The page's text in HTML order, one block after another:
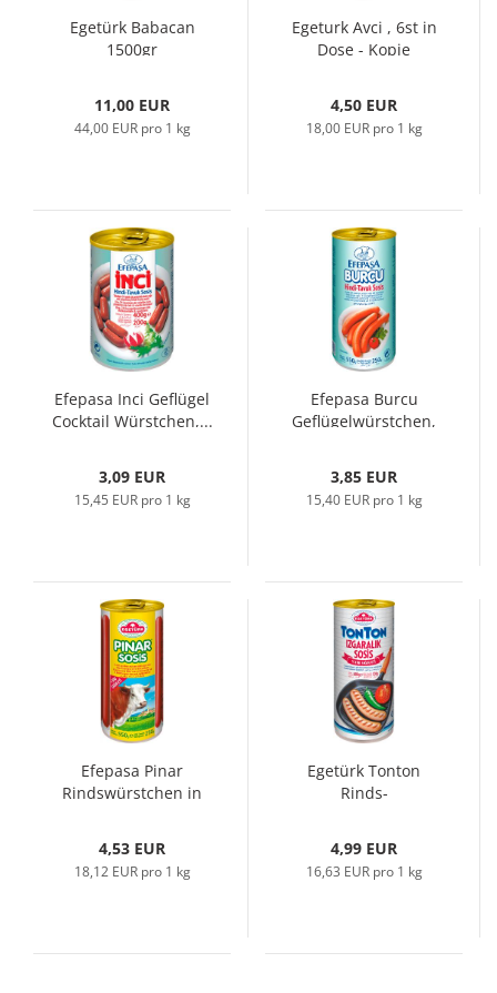
Egetürk Babacan
1500gr
11,00 EUR
44,00 EUR pro 1 kg
Egeturk Avci , 6st in
Dose - Kopie
4,50 EUR
18,00 EUR pro 1 kg
Efepasa Inci Geflügel
Cocktail Würstchen,...
3,09 EUR
15,45 EUR pro 1 kg
Efepasa Burcu
Geflügelwürstchen,
3,85 EUR
15,40 EUR pro 1 kg
Efepasa Pinar
Rindswürstchen in
4,53 EUR
18,12 EUR pro 1 kg
Egetürk Tonton
Rinds-
4,99 EUR
16,63 EUR pro 1 kg